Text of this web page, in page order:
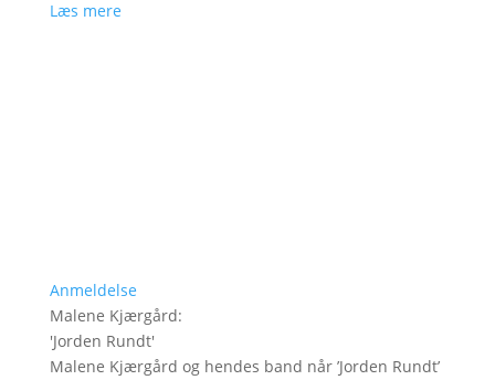
Læs mere
Anmeldelse
Malene Kjærgård:
'Jorden Rundt'
Malene Kjærgård og hendes band når ’Jorden Rundt’